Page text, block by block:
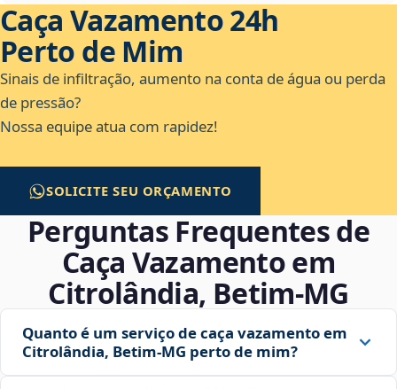
Caça Vazamento 24h
Perto de Mim
Sinais de infiltração, aumento na conta de água ou perda
de pressão?
Nossa equipe atua com rapidez!
SOLICITE SEU ORÇAMENTO
Perguntas Frequentes de
Caça Vazamento em
Citrolândia, Betim‑MG
Quanto é um serviço de caça vazamento em
Citrolândia, Betim‑MG perto de mim?